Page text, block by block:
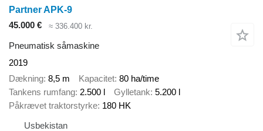
Partner APK-9
45.000 €
≈ 336.400 kr.
Pneumatisk såmaskine
2019
Dækning 8,5 m Kapacitet 80 ha/time
Tankens rumfang 2.500 l Gylletank 5.200 l
Påkrævet traktorstyrke 180 HK
Usbekistan